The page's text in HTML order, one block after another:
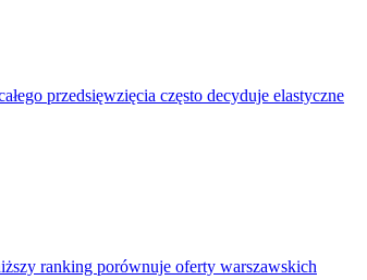
przedsięwzięcia często decyduje elastyczne
ranking porównuje oferty warszawskich